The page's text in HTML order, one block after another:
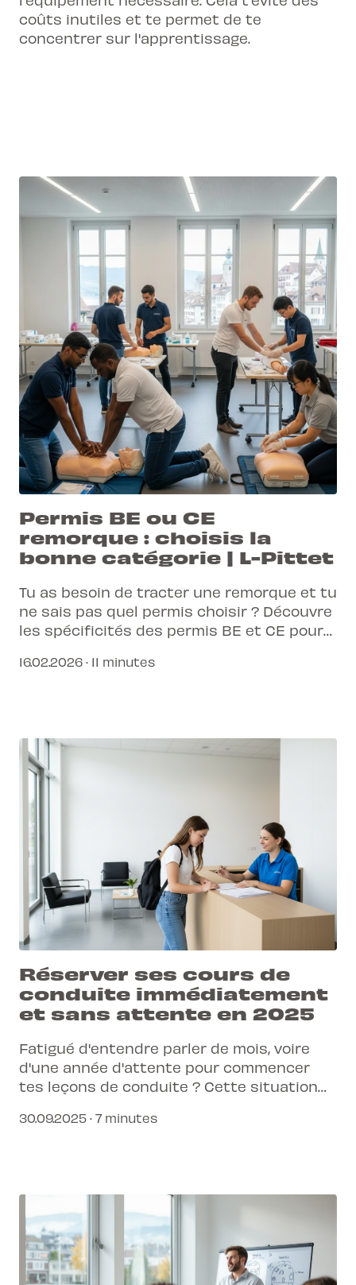
coûts inutiles et te permet de te
concentrer sur l'apprentissage.
Permis BE ou CE
remorque : choisis la
bonne catégorie | L-Pittet
Tu as besoin de tracter une remorque et tu
ne sais pas quel permis choisir ? Découvre
les spécificités des permis BE et CE pour
sécurité.
16.02.2026 · 11 minutes
Réserver ses cours de
conduite immédiatement
et sans attente en 2025
Fatigué d'entendre parler de mois, voire
d'une année d'attente pour commencer
tes leçons de conduite ? Cette situation
une approche connectée te permet de
30.09.2025 · 7 minutes